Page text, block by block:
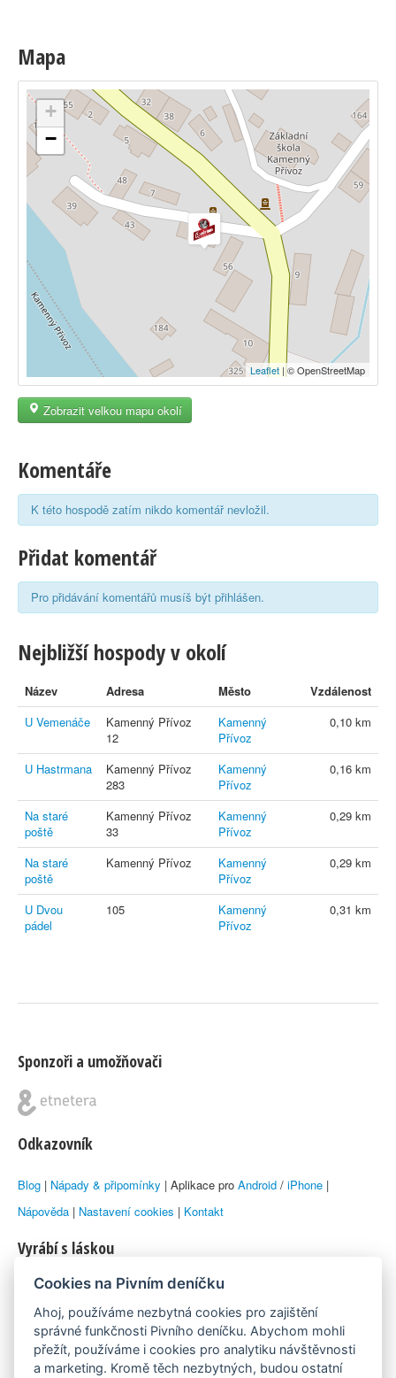
Mapa
+
−
Leaflet | © OpenStreetMap
Zobrazit velkou mapu okolí
Komentáře
K této hospodě zatím nikdo komentář nevložil.
Přidat komentář
Pro přidávání komentářů musíš být přihlášen.
Nejbližší hospody v okolí
Název Adresa Město
Vzdálenost
U Vemenáče
Kamenný Přívoz
12
Kamenný
Přívoz
0,10 km
U Hastrmana
Kamenný Přívoz
283
Kamenný
Přívoz
0,16 km
Na staré
poště
Kamenný Přívoz
33
Kamenný
Přívoz
0,29 km
Na staré
poště
Kamenný Přívoz
Kamenný
Přívoz
0,29 km
U Dvou
pádel
105
Kamenný
Přívoz
0,31 km
Sponzoři a umožňovači
Odkazovník
Blog | Nápady & připomínky | Aplikace pro Android / iPhone |
Nápověda | Nastavení cookies | Kontakt
Vyrábí s láskou
© 2010–2026 byLukáš Zemanaka Emka
Máme rádi
Pivní.info
Cookies na Pivním deníčku
Ahoj, používáme nezbytná cookies pro zajištění
správné funkčnosti Pivního deníčku. Abychom mohli
přežít, používáme i cookies pro analytiku návštěvnosti
a marketing. Kromě těch nezbytných, budou ostatní